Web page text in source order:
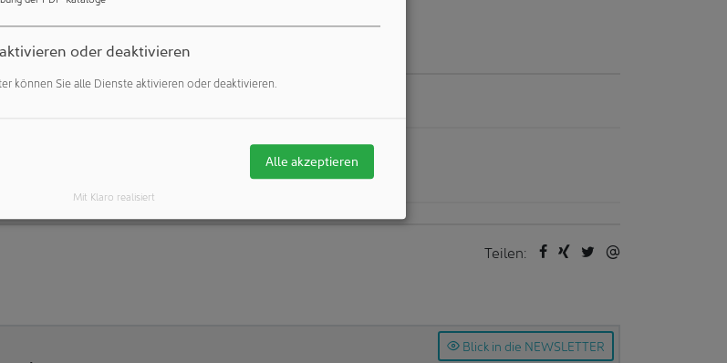
bleiben in Blaubeuren in Baden-
Artikel zu diesen Rubriken: Unternehmen & Personen: Unternehmen
Elektronik (Wafer, Halbleiter, Mikrochips,...)
Teilen:
Blick in die NEWSLETTER
oder deaktivieren
können Sie alle Dienste aktivieren oder deaktivieren.
Alle akzeptieren
Mit Klaro realisiert